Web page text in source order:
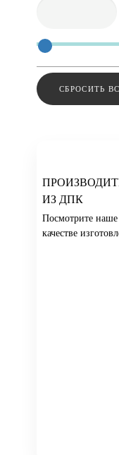
СБРОСИТЬ
ИЗ ДПК
Посмотрите наше
качестве